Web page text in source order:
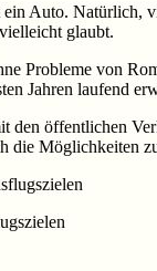
Auto.
glaubt.
Probleme von
Jahren laufend
öffentlichen
die Möglichkeiten